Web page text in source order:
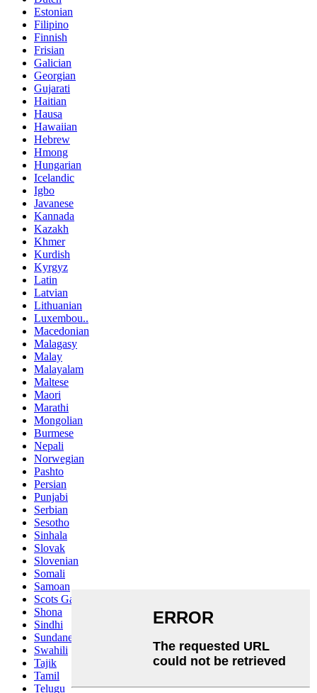
Estonian
Filipino
Finnish
Frisian
Galician
Georgian
Gujarati
Haitian
Hausa
Hawaiian
Hebrew
Hmong
Hungarian
Icelandic
Igbo
Javanese
Kannada
Kazakh
Khmer
Kurdish
Kyrgyz
Latin
Latvian
Lithuanian
Luxembou..
Macedonian
Malagasy
Malay
Malayalam
Maltese
Maori
Marathi
Mongolian
Burmese
Nepali
Norwegian
Pashto
Persian
Punjabi
Serbian
Sesotho
Sinhala
Slovak
Slovenian
Somali
Samoan
Scots Gaelic
Shona
Sindhi
Sundanese
Swahili
Tajik
Tamil
Telugu